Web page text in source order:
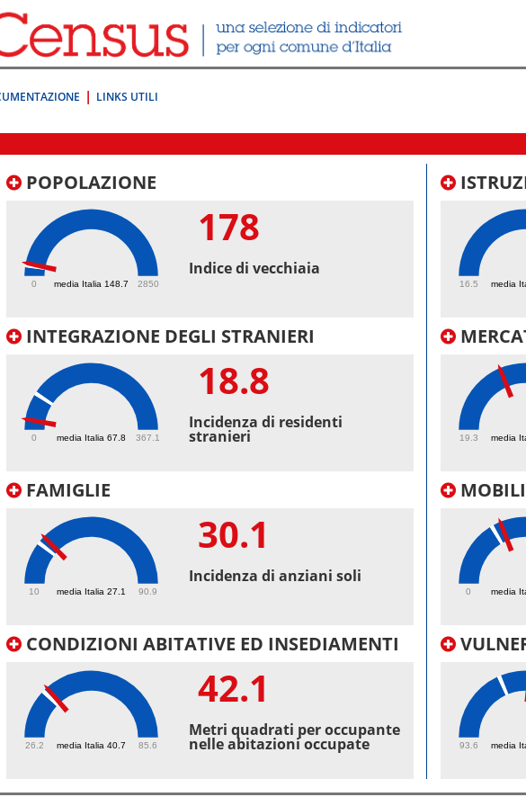
LINKS UTILI
POPOLAZIONE
media Italia 148.7
0 2850
178
Indice di vecchiaia
INTEGRAZIONE DEGLI STRANIERI
media Italia 67.8
0 367.1
18.8
Incidenza di residenti
stranieri
FAMIGLIE
media Italia 27.1
10 90.9
30.1
Incidenza di anziani soli
CONDIZIONI ABITATIVE ED INSEDIAMENTI
media Italia 40.7
26.2 85.6
42.1
Metri quadrati per occupante
nelle abitazioni occupate
media
16.5
media
19.3
media
0
media
93.6